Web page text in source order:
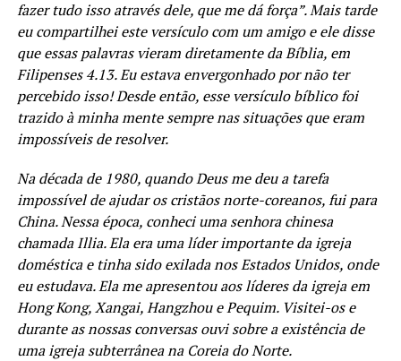
fazer tudo isso através dele, que me dá força”. Mais tarde
eu compartilhei este versículo com um amigo e ele disse
que essas palavras vieram diretamente da Bíblia, em
Filipenses 4.13. Eu estava envergonhado por não ter
percebido isso!Desde então, esse versículo bíblico foi
trazido à minha mente sempre nas situações que eram
impossíveis de resolver.
Na década de 1980, quando Deus me deu a tarefa
impossível de ajudar os cristãos norte-coreanos, fui para
China. Nessa época, conheci uma senhora chinesa
chamada Illia. Ela era uma líder importante da igreja
doméstica e tinha sido exilada nos Estados Unidos, onde
eu estudava. Ela me apresentou aos líderes da igreja em
Hong Kong, Xangai, Hangzhou e Pequim. Visitei-os e
durante as nossas conversas ouvi sobre a existência de
uma igreja subterrânea na Coreia do Norte.